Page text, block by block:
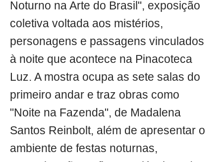
Noturno na Arte do Brasil", exposição
coletiva voltada aos mistérios,
personagens e passagens vinculados
à noite que acontece na Pinacoteca
Luz. A mostra ocupa as sete salas do
primeiro andar e traz obras como
"Noite na Fazenda", de Madalena
Santos Reinbolt, além de apresentar o
ambiente de festas noturnas,